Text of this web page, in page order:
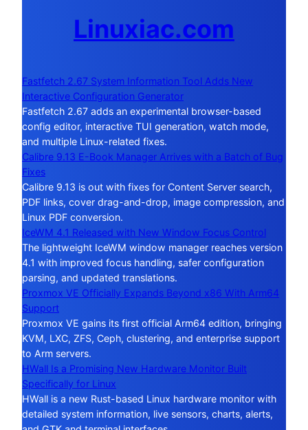
Linuxiac.com
Fastfetch 2.67 System Information Tool Adds New
Interactive Configuration Generator
Fastfetch 2.67 adds an experimental browser-based
config editor, interactive TUI generation, watch mode,
and multiple Linux-related fixes.
Calibre 9.13 E-Book Manager Arrives with a Batch of Bug
Fixes
Calibre 9.13 is out with fixes for Content Server search,
PDF links, cover drag-and-drop, image compression, and
Linux PDF conversion.
IceWM 4.1 Released with New Window Focus Control
The lightweight IceWM window manager reaches version
4.1 with improved focus handling, safer configuration
parsing, and updated translations.
Proxmox VE Officially Expands Beyond x86 With Arm64
Support
Proxmox VE gains its first official Arm64 edition, bringing
KVM, LXC, ZFS, Ceph, clustering, and enterprise support
to Arm servers.
HWall Is a Promising New Hardware Monitor Built
Specifically for Linux
HWall is a new Rust-based Linux hardware monitor with
detailed system information, live sensors, charts, alerts,